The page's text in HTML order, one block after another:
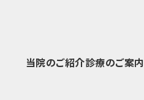
当院のご紹介診療のご案内